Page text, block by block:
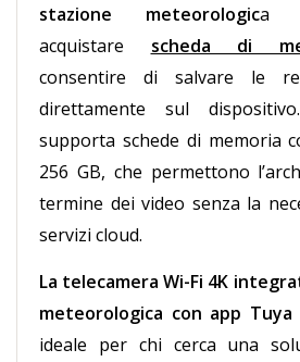
stazione meteorologica
acquistare
scheda di
consentire di salvare le
direttamente sul
supporta schede di memoria
256 GB, che permettono
termine dei video senza la
servizi cloud.
La telecamera Wi-Fi 4K
meteorologica con app Tuya
ideale per chi cerca una